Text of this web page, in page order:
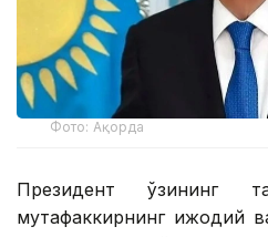
Фото: Ақорда
Президент ўзининг
мутафаккирнинг ижодий